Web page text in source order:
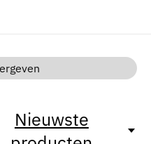
Nieuwste